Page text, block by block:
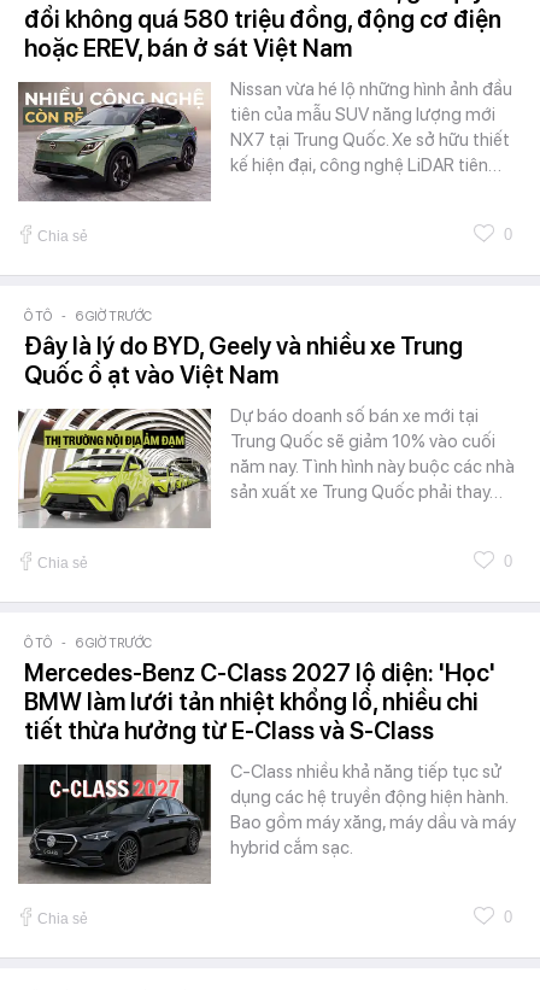
đổi không quá 580 triệu đồng, động cơ điện
hoặc EREV, bán ở sát Việt Nam
Nissan vừa hé lộ những hình ảnh đầu
tiên của mẫu SUV năng lượng mới
NX7 tại Trung Quốc. Xe sở hữu thiết
kế hiện đại, công nghệ LiDAR tiên…
Chia sẻ 0
Ô TÔ - 6 GIỜ TRƯỚC
Đây là lý do BYD, Geely và nhiều xe Trung
Quốc ồ ạt vào Việt Nam
Dự báo doanh số bán xe mới tại
Trung Quốc sẽ giảm 10% vào cuối
năm nay. Tình hình này buộc các nhà
sản xuất xe Trung Quốc phải thay…
Chia sẻ 0
Ô TÔ - 6 GIỜ TRƯỚC
Mercedes-Benz C-Class 2027 lộ diện: 'Học'
BMW làm lưới tản nhiệt khổng lồ, nhiều chi
tiết thừa hưởng từ E-Class và S-Class
C-Class nhiều khả năng tiếp tục sử
dụng các hệ truyền động hiện hành.
Bao gồm máy xăng, máy dầu và máy
hybrid cắm sạc.
Chia sẻ 0